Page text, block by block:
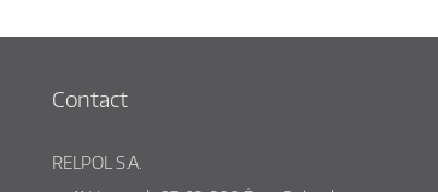
Contact
RELPOL S.A.